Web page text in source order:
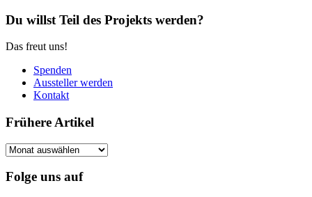
Du willst Teil des Projekts werden?
Das freut uns!
Spenden
Aussteller werden
Kontakt
Frühere Artikel
Frühere
Folge uns auf